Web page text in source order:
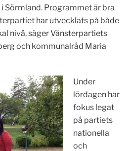
Sörmland. Programmet är bra
har utvecklats på både
nivå, säger Vänsterpartiets
och kommunalråd Maria
Under
lördagen har
fokus legat
på partiets
nationella
och